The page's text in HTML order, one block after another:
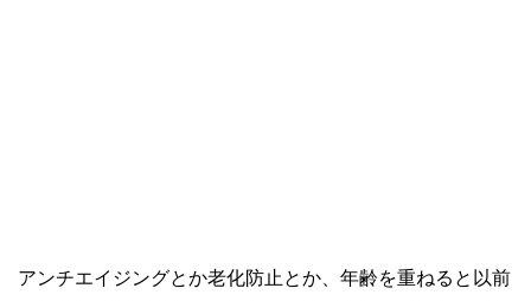
アンチエイジングとか老化防止とか、年齢を重ねると以前